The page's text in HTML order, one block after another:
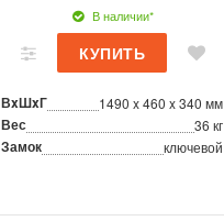
В наличии*
ВxШxГ 1490 x 460 x 340 мм
Вес 36 кг
Замок ключевой